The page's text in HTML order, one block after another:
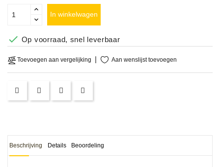
OPRUIMING
DEMONSTRATIES
&
CLINICS
VERHUUR,
In winkelwagen
 Op voorraad, snel leverbaar
Toevoegen aan vergelijking Aan wenslijst toevoegen
Beschrijving Details Beoordeling